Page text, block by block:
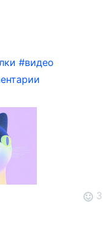
#видео
3